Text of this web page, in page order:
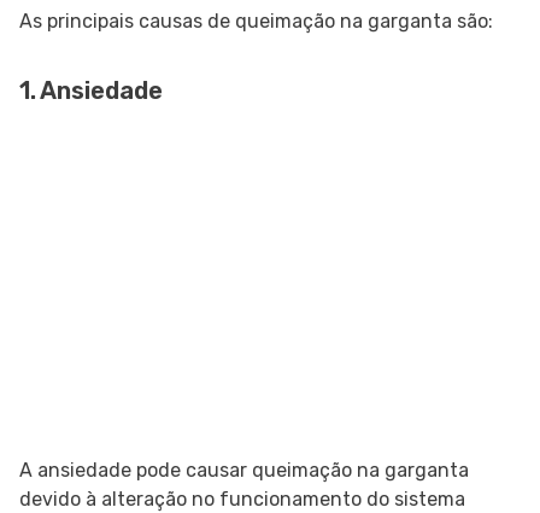
As principais causas de queimação na garganta são:
1. Ansiedade
A ansiedade pode causar queimação na garganta
devido à alteração no funcionamento do sistema